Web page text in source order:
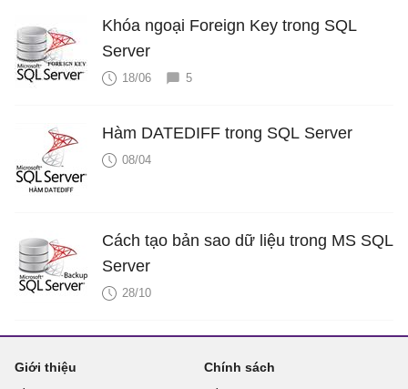
Khóa ngoại Foreign Key trong SQL
Server
18/06 5
Hàm DATEDIFF trong SQL Server
08/04
Cách tạo bản sao dữ liệu trong MS SQL
Server
28/10
Giới thiệu
Chính sách